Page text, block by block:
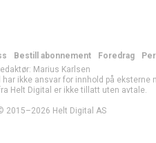
Bestill abonnement Foredrag
Marius Karlsen
har ikke ansvar for innhold på
Helt Digital er ikke tillatt uten avtale.
2015–2026 Helt Digital AS